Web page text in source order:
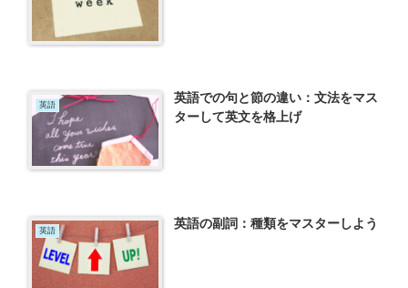
英語
英語での句と節の違い：文法をマス
ターして英文を格上げ
英語 英語の副詞：種類をマスターしよう